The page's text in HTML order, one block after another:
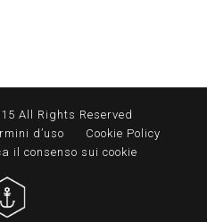
All Rights Reserved
d’uso
Cookie Policy
il consenso sui cookie